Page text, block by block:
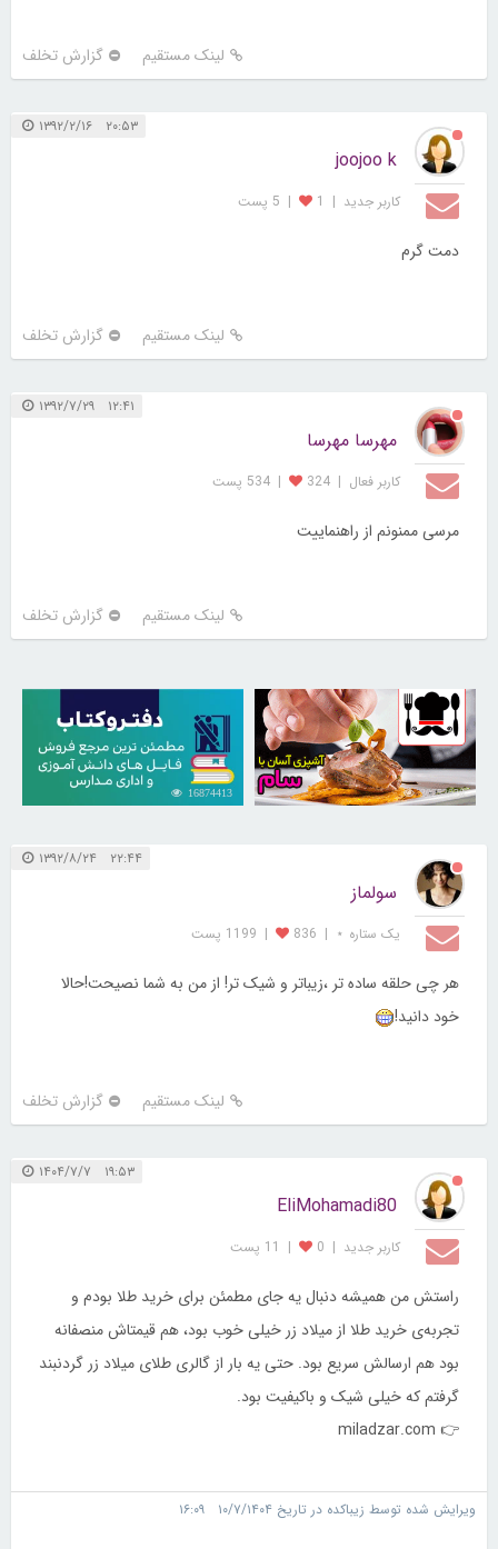
لینک مستقیم گزارش تخلف
۲۰:۵۳ ۱۳۹۲/۲/۱۶
joojoo k
کاربر جديد |
1
| 5 پست
دمت گرم
لینک مستقیم گزارش تخلف
۱۲:۴۱ ۱۳۹۲/۷/۲۹
مهرسا مهرسا
کاربر فعال |
324
| 534 پست
مرسی ممنونم از راهنماییت
لینک مستقیم گزارش تخلف
30253028
16874413
۲۲:۴۴ ۱۳۹۲/۸/۲۴
سولماز
یک ستاره ⋆ |
836
| 1199 پست
هر چی حلقه ساده تر ،زیباتر و شیک تر! از من به شما نصیحت!حالا
خود دانید!
لینک مستقیم گزارش تخلف
۱۹:۵۳ ۱۴۰۴/۷/۷
EliMohamadi80
کاربر جديد |
0
| 11 پست
راستش من همیشه دنبال یه جای مطمئن برای خرید طلا بودم و
تجربه‌ی خرید طلا از میلاد زر خیلی خوب بود، هم قیمتاش منصفانه
بود هم ارسالش سریع بود. حتی یه بار از گالری طلای میلاد زر گردنبند
گرفتم که خیلی شیک و باکیفیت بود.
👉
miladzar.com
ویرایش شده توسط زیباکده در تاریخ ۱۰/۷/۱۴۰۴ ۱۶:۰۹